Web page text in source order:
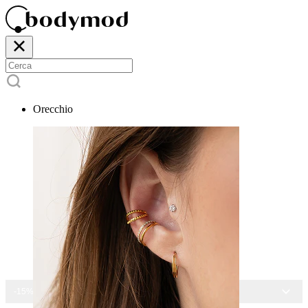
Orecchio
-15% SU TUTTI I GIOIELLI